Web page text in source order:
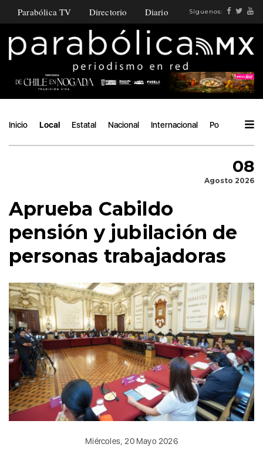
Parabólica TV Directorio Diario Síguenos:
Inicio Local Estatal Nacional Internacional Política
08
Agosto 2026
Aprueba Cabildo
pensión y jubilación de
personas trabajadoras
Miércoles, 20 Mayo 2026